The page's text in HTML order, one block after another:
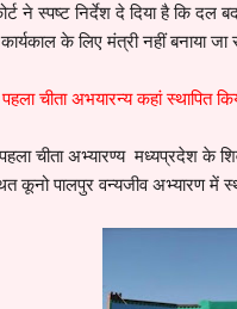
ने स्पष्ट निर्देश दे दिया है कि दल
के लिए मंत्री नहीं बनाया जा
चीता अभयारन्य कहां स्थापित
चीता अभ्यारण्य मध्यप्रदेश के
कूनो पालपुर वन्यजीव अभ्यारण में